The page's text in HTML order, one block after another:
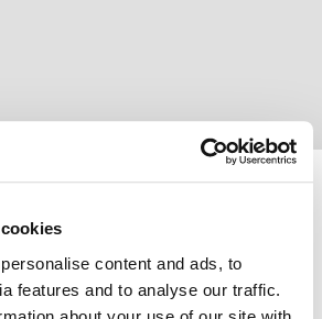
content and ads, to
features and to analyse our traffic.
padding 2 Černá (selected)
Thule Yepp maxi rain cover
pláštěnka